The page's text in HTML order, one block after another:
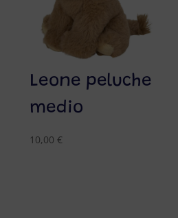
Leone peluche
medio
10,00€